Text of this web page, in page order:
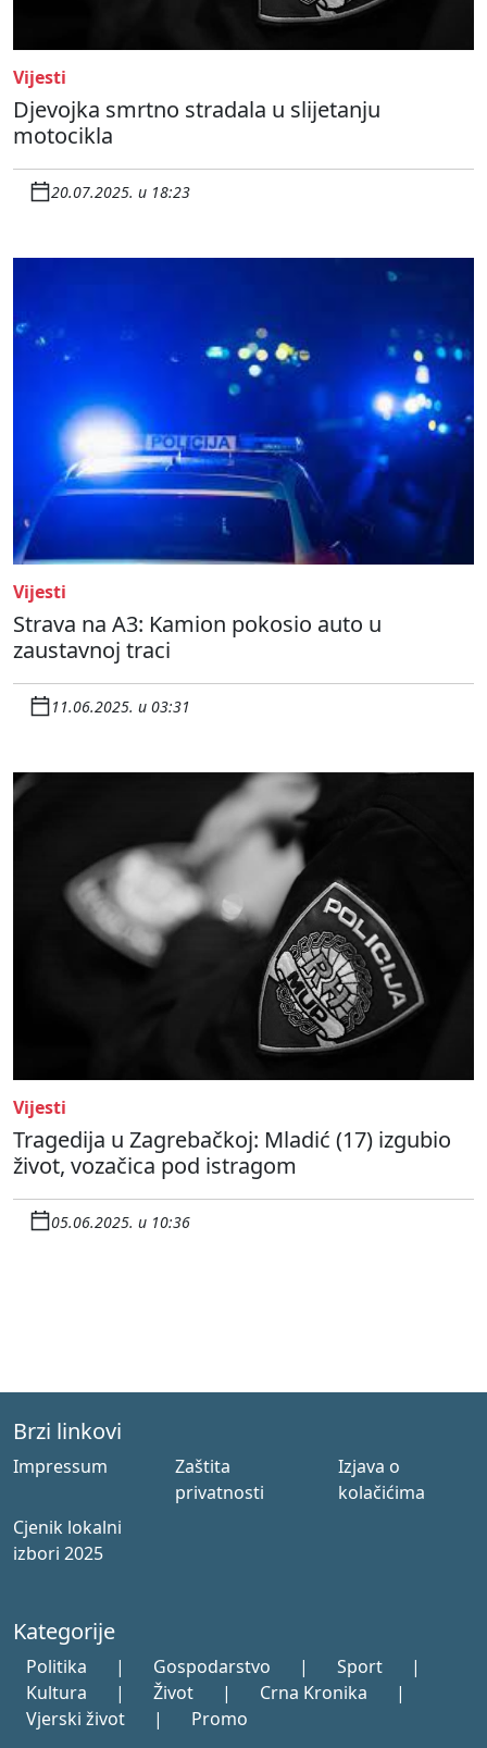
Vijesti
Djevojka smrtno stradala u slijetanju
motocikla
20.07.2025. u 18:23
Vijesti
Strava na A3: Kamion pokosio auto u
zaustavnoj traci
11.06.2025. u 03:31
Vijesti
Tragedija u Zagrebačkoj: Mladić (17) izgubio
život, vozačica pod istragom
05.06.2025. u 10:36
Brzi linkovi
Impressum
Zaštita
privatnosti
Izjava o
kolačićima
Cjenik lokalni
izbori 2025
Kategorije
Politika | Gospodarstvo | Sport
|
Kultura
| Život | Crna Kronika
|
Vjerski život
| Promo